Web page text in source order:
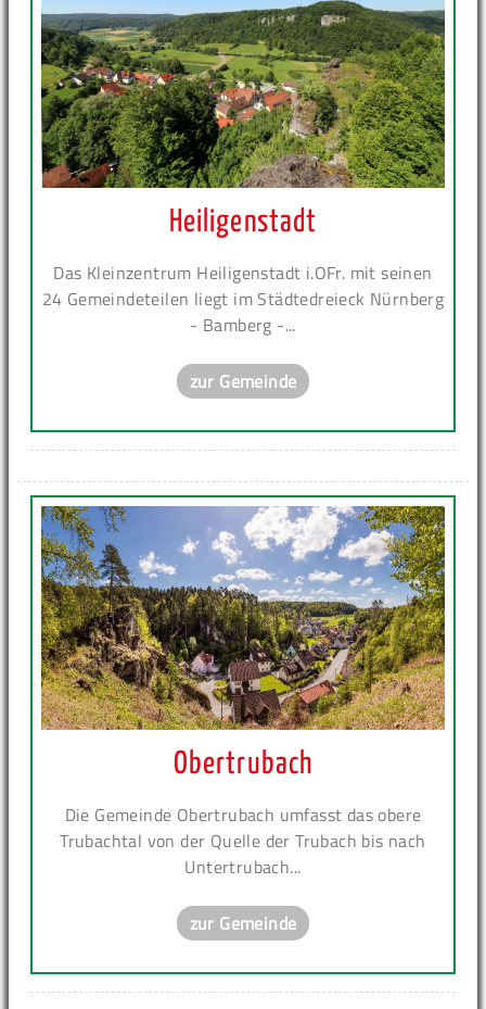
Heiligenstadt
Das Kleinzentrum Heiligenstadt i.OFr. mit seinen
24 Gemeindeteilen liegt im Städtedreieck Nürnberg
- Bamberg -...
zur Gemeinde
Obertrubach
Die Gemeinde Obertrubach umfasst das obere
Trubachtal von der Quelle der Trubach bis nach
Untertrubach...
zur Gemeinde